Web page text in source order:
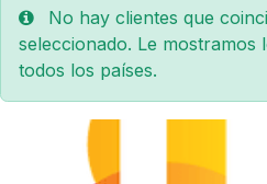
No hay clientes que
seleccionado. Le mostramos
todos los países.